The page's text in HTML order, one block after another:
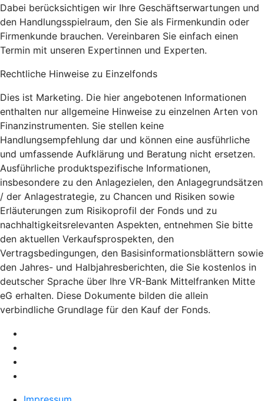
Dabei berücksichtigen wir Ihre Geschäftserwartungen und
den Handlungsspielraum, den Sie als Firmenkundin oder
Firmenkunde brauchen. Vereinbaren Sie einfach einen
Termin mit unseren Expertinnen und Experten.
Rechtliche Hinweise zu Einzelfonds
Dies ist Marketing. Die hier angebotenen Informationen
enthalten nur allgemeine Hinweise zu einzelnen Arten von
Finanzinstrumenten. Sie stellen keine
Handlungsempfehlung dar und können eine ausführliche
und umfassende Aufklärung und Beratung nicht ersetzen.
Ausführliche produktspezifische Informationen,
insbesondere zu den Anlagezielen, den Anlagegrundsätzen
/ der Anlagestrategie, zu Chancen und Risiken sowie
Erläuterungen zum Risikoprofil der Fonds und zu
nachhaltigkeitsrelevanten Aspekten, entnehmen Sie bitte
den aktuellen Verkaufsprospekten, den
Vertragsbedingungen, den Basisinformationsblättern sowie
den Jahres- und Halbjahresberichten, die Sie kostenlos in
deutscher Sprache über Ihre VR-Bank Mittelfranken Mitte
eG erhalten. Diese Dokumente bilden die allein
verbindliche Grundlage für den Kauf der Fonds.